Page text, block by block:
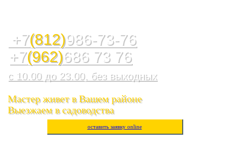
+7(812)986-73-76
+7(962)686 73 76
с 10.00 до 23.00, без выходных
Мастер живет в Вашем районе
Выезжаем в садоводства
оставить заявку online